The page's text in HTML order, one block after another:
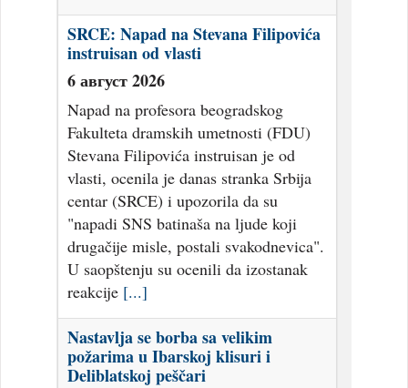
SRCE: Napad na Stevana Filipovića
instruisan od vlasti
6 август 2026
Napad na profesora beogradskog
Fakulteta dramskih umetnosti (FDU)
Stevana Filipovića instruisan je od
vlasti, ocenila je danas stranka Srbija
centar (SRCE) i upozorila da su
"napadi SNS batinaša na ljude koji
drugačije misle, postali svakodnevica".
U saopštenju su ocenili da izostanak
reakcije [...]
Nastavlja se borba sa velikim
požarima u Ibarskoj klisuri i
Deliblatskoj peščari